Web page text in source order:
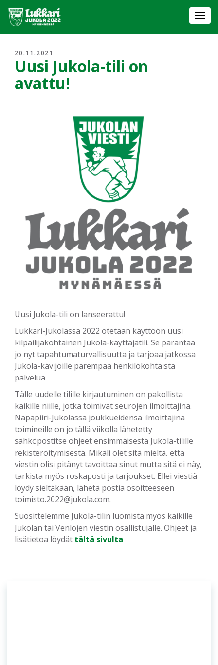
20.11.2021
Uusi Jukola-tili on
avattu!
Uusi Jukola-tili on lanseerattu!
Lukkari-Jukolassa 2022 otetaan käyttöön uusi
kilpailijakohtainen Jukola-käyttäjätili. Se parantaa
jo nyt tapahtumaturvallisuutta ja tarjoaa jatkossa
Jukola-kävijöille parempaa henkilökohtaista
palvelua.
Tälle uudelle tilille kirjautuminen on pakollista
kaikille niille, jotka toimivat seurojen ilmoittajina.
Napapiiri-Jukolassa joukkueidensa ilmoittajina
toimineille on jo tällä viikolla lähetetty
sähköpostitse ohjeet ensimmäisestä Jukola-tilille
rekisteröitymisestä. Mikäli olet sitä mieltä, että
viestin olisi pitänyt tavoittaa sinut mutta sitä ei näy,
tarkista myös roskaposti ja tarjoukset. Ellei viestiä
löydy sieltäkään, lähetä postia osoitteeseen
toimisto.2022@jukola.com.
Suosittelemme Jukola-tilin luomista myös kaikille
Jukolan tai Venlojen viestin osallistujalle. Ohjeet ja
lisätietoa löydät tältä sivulta